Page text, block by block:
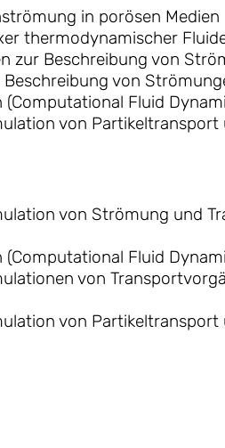
in porösen Medien
thermodynamischer
zur Beschreibung von
von
Fluid
von Partikeltransport
von Strömung und
Fluid
von
von Partikeltransport